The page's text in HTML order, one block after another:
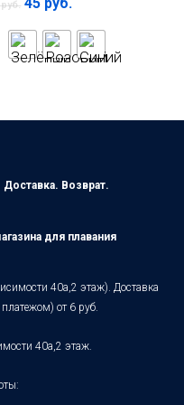
руб.
Возврат.
для плавания
40а,2 этаж). Доставка
от 6 руб.
40а,2 этаж.